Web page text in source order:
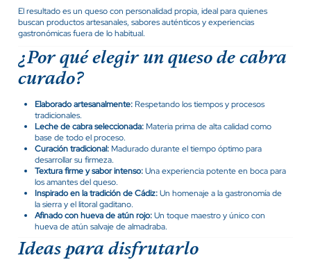
El resultado es un queso con personalidad propia, ideal para quienes
buscan productos artesanales, sabores auténticos y experiencias
gastronómicas fuera de lo habitual.
¿Por qué elegir un queso de cabra
curado?
Elaborado artesanalmente: Respetando los tiempos y procesos
tradicionales.
Leche de cabra seleccionada: Materia prima de alta calidad como
base de todo el proceso.
Curación tradicional: Madurado durante el tiempo óptimo para
desarrollar su firmeza.
Textura firme y sabor intenso:Una experiencia potente en boca para
los amantes del queso.
Inspirado en la tradición de Cádiz:Un homenaje a la gastronomía de
la sierra y el litoral gaditano.
Afinado con hueva de atún rojo:Un toque maestro y único con
hueva de atún salvaje de almadraba.
Ideas para disfrutarlo